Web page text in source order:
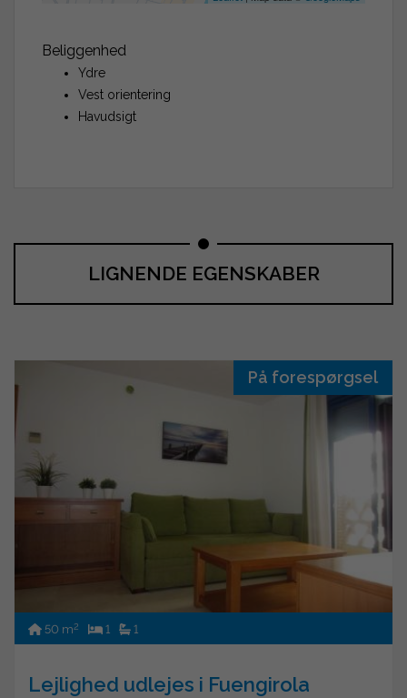
Beliggenhed
Ydre
Vest orientering
Havudsigt
LIGNENDE EGENSKABER
På forespørgsel
50 m2 1 1
Lejlighed udlejes i Fuengirola